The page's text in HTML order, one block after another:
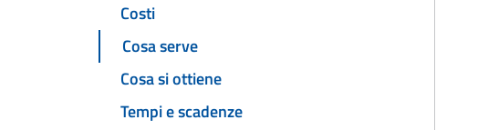
Costi
Cosa serve
Cosa si ottiene
Tempi e scadenze